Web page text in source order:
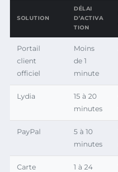
SOLUTION
DÉLAI
D’ACTIVA
TION
Portail
client
officiel
Moins
de 1
minute
Lydia
15 à 20
minutes
PayPal
5 à 10
minutes
Carte
1 à 24